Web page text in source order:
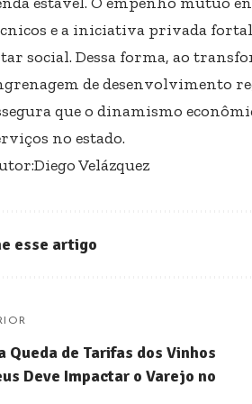
e a iniciativa privada
social. Dessa forma, ao
de desenvolvimento
que o dinamismo
no estado.
Velázquez
esse artigo
Queda de Tarifas dos Vinhos
Deve Impactar o Varejo no